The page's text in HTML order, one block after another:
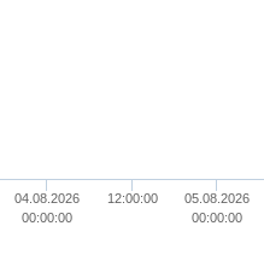
04.08.2026
00:00:00
12:00:00
05.08.2026
00:00:00